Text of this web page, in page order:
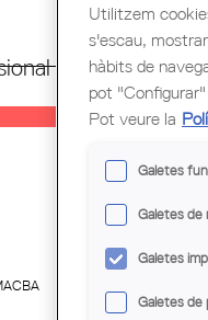
Formació i
Utilitzem
s'escau,
hàbits de
pot
Pot veure la
Galetes
Galetes de
Galetes
Galetes de